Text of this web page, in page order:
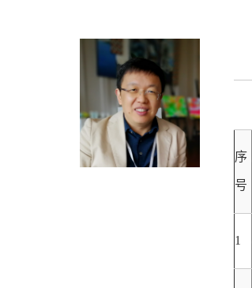
序
号
1